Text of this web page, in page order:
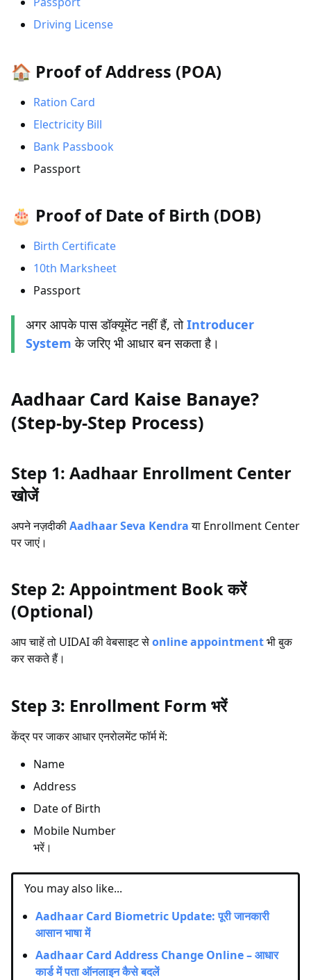
Driving License
🏠 Proof of Address (POA)
Ration Card
Electricity Bill
Bank Passbook
Passport
🎂 Proof of Date of Birth (DOB)
Birth Certificate
10th Marksheet
Passport
अगर आपके पास डॉक्यूमेंट नहीं हैं, तोIntroducer
System के जरिए भी आधार बन सकता है।
Aadhaar Card Kaise Banaye?
(Step-by-Step Process)
Step 1: Aadhaar Enrollment Center
खोजें
अपने नज़दीकीAadhaar Seva Kendraया Enrollment Center
पर जाएं।
Step 2: Appointment Book करें
(Optional)
आप चाहें तो UIDAI की वेबसाइट सेonline appointmentभी बुक
कर सकते हैं।
Step 3: Enrollment Form भरें
केंद्र पर जाकर आधार एनरोलमेंट फॉर्म में:
Name
Address
Date of Birth
Mobile Number
भरें।
You may also like...
Aadhaar Card Biometric Update: पूरी जानकारी
आसान भाषा में
Aadhaar Card Address Change Online – आधार
कार्ड में पता ऑनलाइन कैसे बदलें